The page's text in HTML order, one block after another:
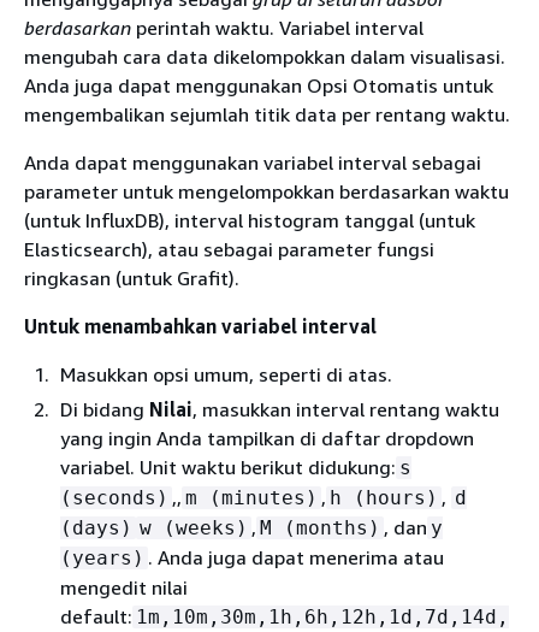
berdasarkan perintah waktu. Variabel interval
mengubah cara data dikelompokkan dalam visualisasi.
Anda juga dapat menggunakan Opsi Otomatis untuk
mengembalikan sejumlah titik data per rentang waktu.
Anda dapat menggunakan variabel interval sebagai
parameter untuk mengelompokkan berdasarkan waktu
(untuk InfluxDB), interval histogram tanggal (untuk
Elasticsearch), atau sebagai parameter fungsi
ringkasan (untuk Grafit).
Untuk menambahkan variabel interval
Masukkan opsi umum, seperti di atas.
Di bidang Nilai, masukkan interval rentang waktu
yang ingin Anda tampilkan di daftar dropdown
variabel. Unit waktu berikut didukung: s
(seconds) ,, m (minutes) , h (hours) , d
(days) w (weeks) , M (months) , dan y
(years) . Anda juga dapat menerima atau
mengedit nilai
default: 1m,10m,30m,1h,6h,12h,1d,7d,14d,